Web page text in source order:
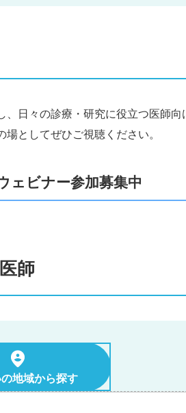
、日々の診療・研究に役立つ医師
場としてぜひご視聴ください。
ェビナー参加募集中
師
地域から探す